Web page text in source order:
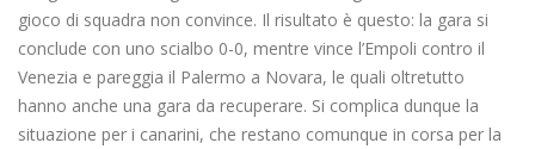
gioco di squadra non convince. Il risultato è questo: la gara si
conclude con uno scialbo 0-0, mentre vince l’Empoli contro il
Venezia e pareggia il Palermo a Novara, le quali oltretutto
hanno anche una gara da recuperare. Si complica dunque la
situazione per i canarini, che restano comunque in corsa per la